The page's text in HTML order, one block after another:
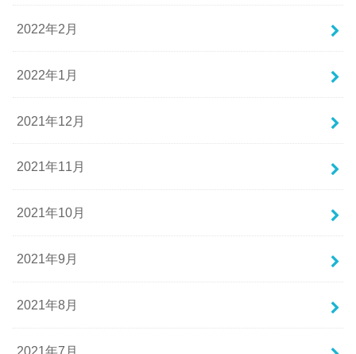
2022年2月
2022年1月
2021年12月
2021年11月
2021年10月
2021年9月
2021年8月
2021年7月